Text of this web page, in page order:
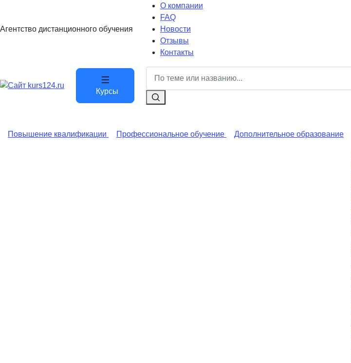
Агентство дистанционного обучения
О компании
FAQ
Новости
Отзывы
Контакты
Курсы
Повышение квалификации Профессиональное обучение Дополнительное образование